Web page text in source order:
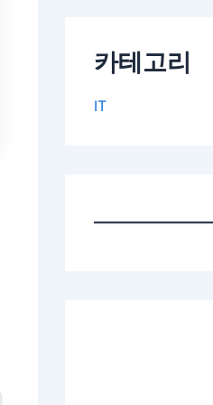
카테고리
IT